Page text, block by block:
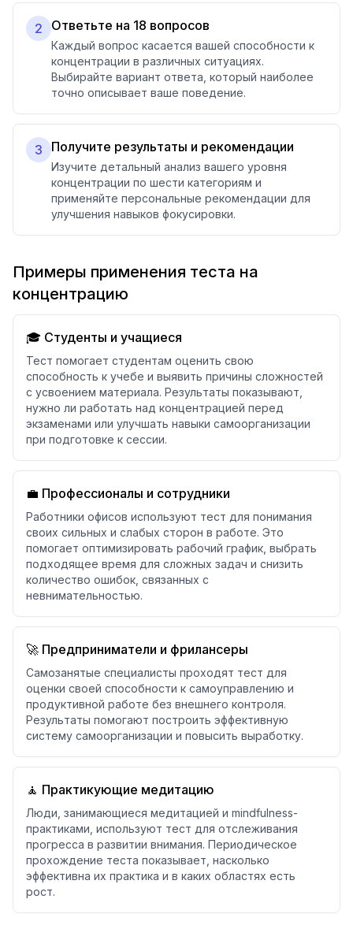
2 Ответьте на 18 вопросов
Каждый вопрос касается вашей способности к
концентрации в различных ситуациях.
Выбирайте вариант ответа, который наиболее
точно описывает ваше поведение.
3 Получите результаты и рекомендации
Изучите детальный анализ вашего уровня
концентрации по шести категориям и
применяйте персональные рекомендации для
улучшения навыков фокусировки.
Примеры применения теста на
концентрацию
🎓 Студенты и учащиеся
Тест помогает студентам оценить свою
способность к учебе и выявить причины сложностей
с усвоением материала. Результаты показывают,
нужно ли работать над концентрацией перед
экзаменами или улучшать навыки самоорганизации
при подготовке к сессии.
💼 Профессионалы и сотрудники
Работники офисов используют тест для понимания
своих сильных и слабых сторон в работе. Это
помогает оптимизировать рабочий график, выбрать
подходящее время для сложных задач и снизить
количество ошибок, связанных с
невнимательностью.
🚀 Предприниматели и фрилансеры
Самозанятые специалисты проходят тест для
оценки своей способности к самоуправлению и
продуктивной работе без внешнего контроля.
Результаты помогают построить эффективную
систему самоорганизации и повысить выработку.
🧘 Практикующие медитацию
Люди, занимающиеся медитацией и mindfulness-
практиками, используют тест для отслеживания
прогресса в развитии внимания. Периодическое
прохождение теста показывает, насколько
эффективна их практика и в каких областях есть
рост.